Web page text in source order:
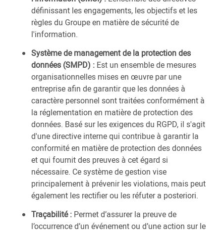
définissant les engagements, les objectifs et les
règles du Groupe en matière de sécurité de
l'information.
Système de management de la protection des
données (SMPD) : Est un ensemble de mesures
organisationnelles mises en œuvre par une
entreprise afin de garantir que les données à
caractère personnel sont traitées conformément à
la réglementation en matière de protection des
données. Basé sur les exigences du RGPD, il s'agit
d'une directive interne qui contribue à garantir la
conformité en matière de protection des données
et qui fournit des preuves à cet égard si
nécessaire. Ce système de gestion vise
principalement à prévenir les violations, mais peut
également les rectifier ou les réfuter a posteriori.
Traçabilité : Permet d’assurer la preuve de
l’occurrence d’un événement ou d’une action sur le